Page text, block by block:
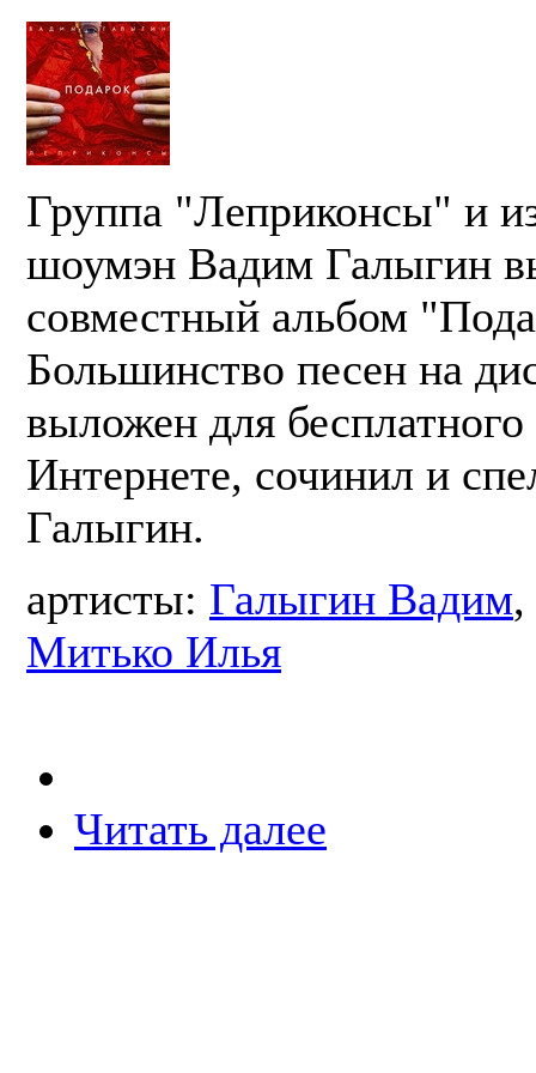
Группа "Леприконсы" и
шоумэн Вадим Галыгин
совместный альбом
Большинство песен на
выложен для бесплатного
Интернете, сочинил и
Галыгин.
артисты: Галыгин Вадим,
Митько Илья
Читать далее